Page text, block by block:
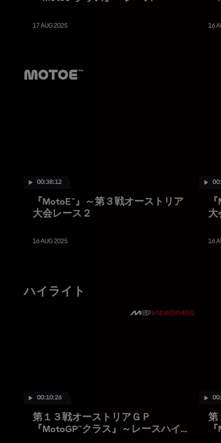
17 AUG 2025 16
MotoE™
00:38:12
『MotoE™』～第３戦オーストリア
大会レース２
16 AUG 2025
大
16
ハイライト
00:10:26
第１３戦オーストリアＧＰ
『MotoGP™クラス』～レースハイ
第